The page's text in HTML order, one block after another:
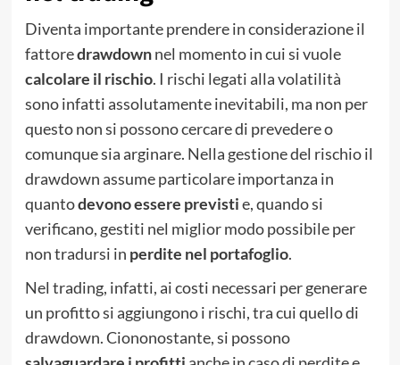
Diventa importante prendere in considerazione il
fattoredrawdownnel momento in cui si vuole
calcolare il rischio. I rischi legati alla volatilità
sono infatti assolutamente inevitabili, ma non per
questo non si possono cercare di prevedere o
comunque sia arginare. Nella gestione del rischio il
drawdown assume particolare importanza in
quantodevono essere previstie, quando si
verificano, gestiti nel miglior modo possibile per
non tradursi in perdite nel portafoglio.
Nel trading, infatti, ai costi necessari per generare
un profitto si aggiungono i rischi, tra cui quello di
drawdown. Ciononostante, si possono